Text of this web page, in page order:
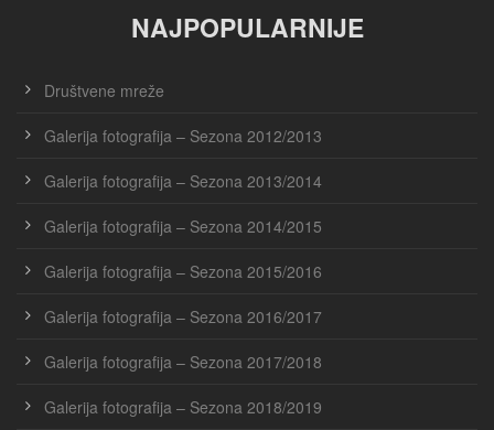
NAJPOPULARNIJE
Društvene mreže
Galerija fotografija – Sezona 2012/2013
Galerija fotografija – Sezona 2013/2014
Galerija fotografija – Sezona 2014/2015
Galerija fotografija – Sezona 2015/2016
Galerija fotografija – Sezona 2016/2017
Galerija fotografija – Sezona 2017/2018
Galerija fotografija – Sezona 2018/2019